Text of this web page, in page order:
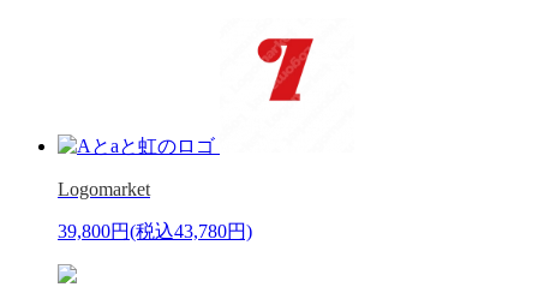
Logomarket
39,800円(税込43,780円)